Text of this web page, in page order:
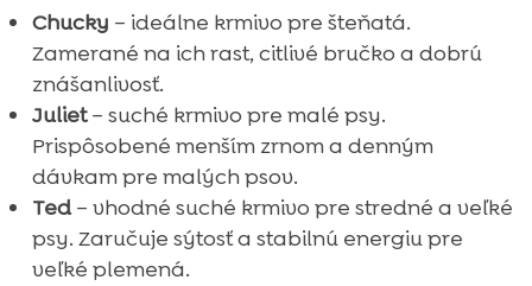
Chucky – ideálne krmivo pre šteňatá.
Zamerané na ich rast, citlivé bručko a dobrú
znášanlivosť.
Juliet– suché krmivo pre malé psy.
Prispôsobené menším zrnom a denným
dávkam pre malých psov.
Ted– vhodné suché krmivo pre stredné a veľké
psy. Zaručuje sýtosť a stabilnú energiu pre
veľké plemená.